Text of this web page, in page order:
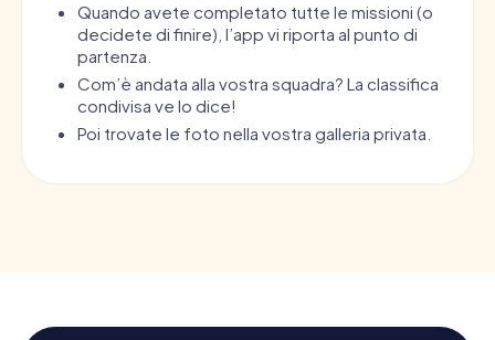
Quando avete completato tutte le missioni (o
decidete di finire), l’app vi riporta al punto di
partenza.
Com’è andata alla vostra squadra? La classifica
condivisa ve lo dice!
Poi trovate le foto nella vostra galleria privata.